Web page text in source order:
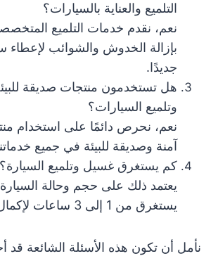
التلميع والعناية بالسيارات؟
نعم، نقدم خدمات التلميع
بإزالة الخدوش والشوائب لإعطاء
جديدًا.
هل تستخدمون منتجات صديقة
وتلميع السيارات؟
نعم، نحرص دائمًا على استخدام
آمنة وصديقة للبيئة في جميع
كم يستغرق غسيل وتلميع السيارة؟
يعتمد ذلك على حجم وحالة
يستغرق من 1 إلى 3 ساعات لإكمال العملية.
نأمل أن تكون هذه الأسئلة الشائعة قد